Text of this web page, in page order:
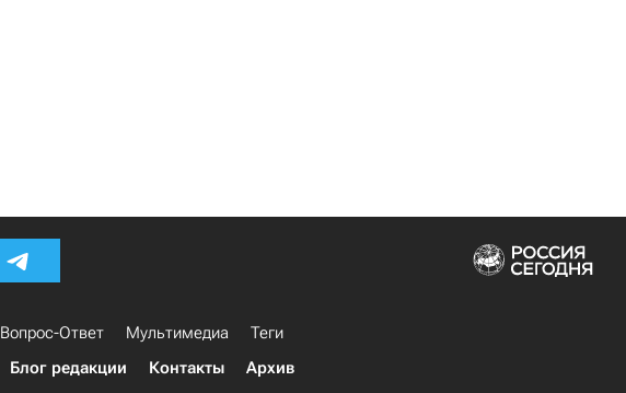
Вопрос-Ответ Мультимедиа
Теги
Блог редакции Контакты Архив